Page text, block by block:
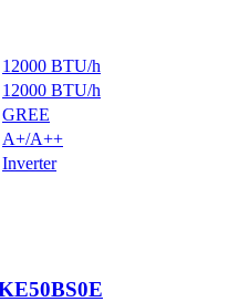
12000 BTU/h
12000 BTU/h
GREE
A+/A++
Inverter